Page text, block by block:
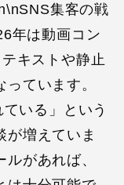
集客の戦
年は動画コン
キストや静止
ています。
いる」という
が増えていま
があれば、